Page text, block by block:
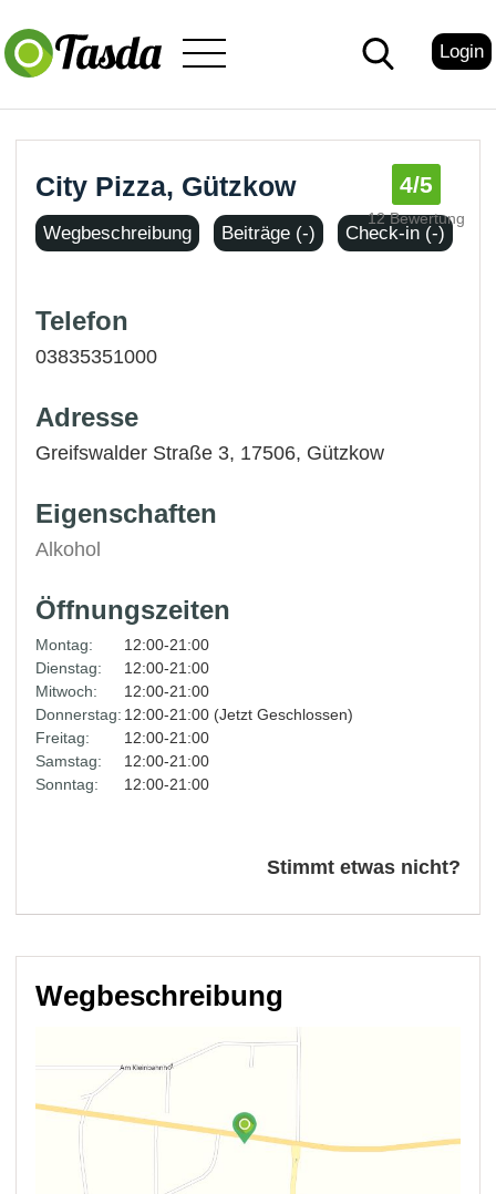
Login
City Pizza, Gützkow 4/5
12 Bewertung
Wegbeschreibung Beiträge (-) Check-in (-)
Telefon
03835351000
Adresse
Greifswalder Straße 3, 17506, Gützkow
Eigenschaften
Alkohol
Öffnungszeiten
Montag:
12:00-21:00
Dienstag:
12:00-21:00
Mitwoch:
12:00-21:00
Donnerstag: 12:00-21:00 (Jetzt Geschlossen)
Freitag:
12:00-21:00
Samstag:
12:00-21:00
Sonntag:
12:00-21:00
Stimmt etwas nicht?
Wegbeschreibung